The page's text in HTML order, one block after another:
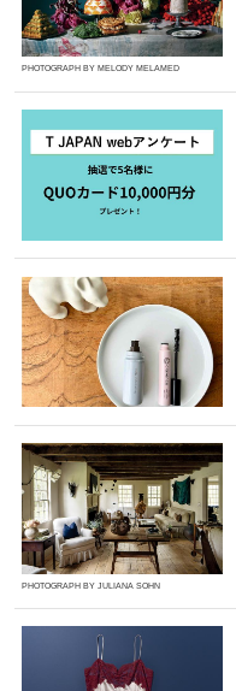
PHOTOGRAPH BY MELODY MELAMED
PHOTOGRAPH BY JULIANA SOHN